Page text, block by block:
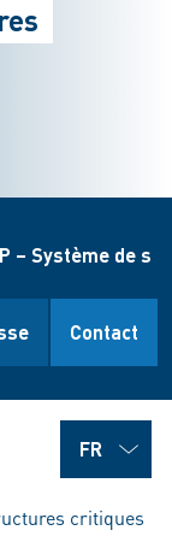
– Système de
Contact
critiques